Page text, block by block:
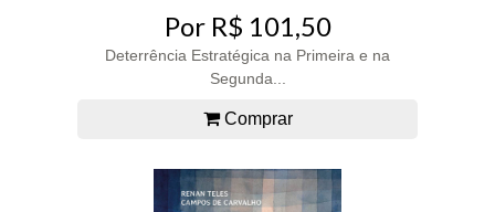
Por R$ 101,50
Deterrência Estratégica na Primeira e na
Segunda...
Comprar